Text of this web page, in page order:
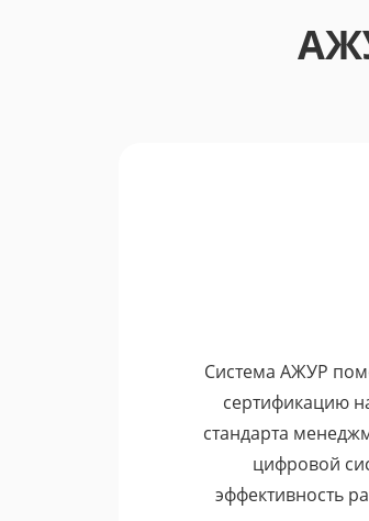
У нас в лаборатории
быть в наличии. Очень
сроки, и приходилось в
как в АЖУР происходит
Екатерина Павловна
Руководитель лаборатории
Система АЖУР
сертификацию
стандарта
цифровой
эффективность